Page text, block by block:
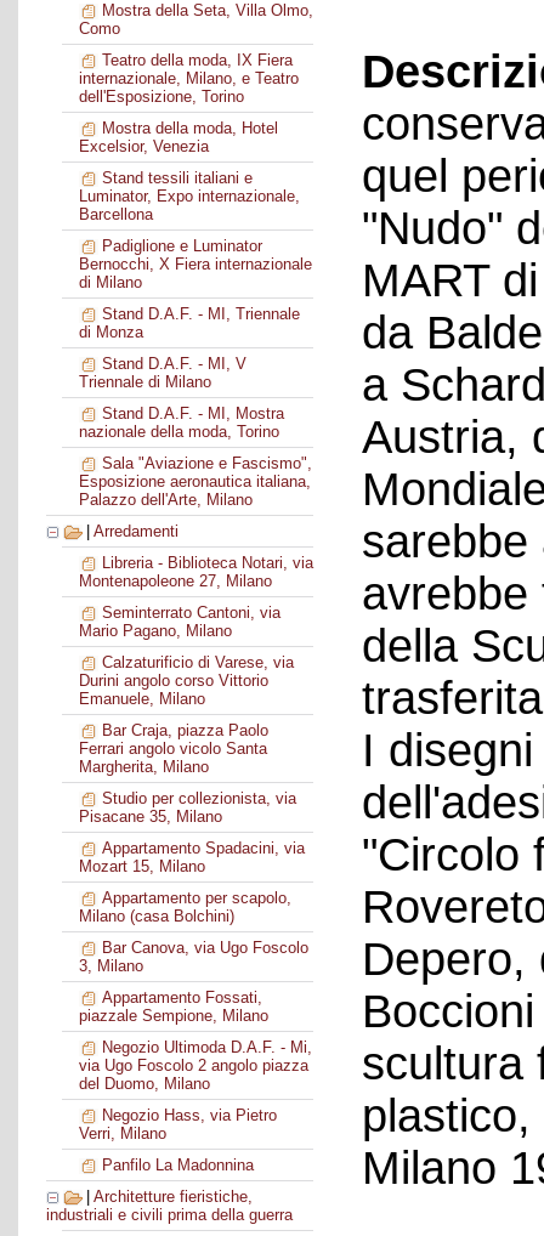
Mostra della Seta, Villa Olmo,
Como
Teatro della moda, IX Fiera
internazionale, Milano, e Teatro
dell'Esposizione, Torino
Mostra della moda, Hotel
Excelsior, Venezia
Stand tessili italiani e
Luminator, Expo internazionale,
Barcellona
Padiglione e Luminator
Bernocchi, X Fiera internazionale
di Milano
Stand D.A.F. - MI, Triennale
di Monza
Stand D.A.F. - MI, V
Triennale di Milano
Stand D.A.F. - MI, Mostra
nazionale della moda, Torino
Sala "Aviazione e Fascismo",
Esposizione aeronautica italiana,
Palazzo dell'Arte, Milano
Arredamenti
Libreria - Biblioteca Notari, via
Montenapoleone 27, Milano
Seminterrato Cantoni, via
Mario Pagano, Milano
Calzaturificio di Varese, via
Durini angolo corso Vittorio
Emanuele, Milano
Bar Craja, piazza Paolo
Ferrari angolo vicolo Santa
Margherita, Milano
Studio per collezionista, via
Pisacane 35, Milano
Appartamento Spadacini, via
Mozart 15, Milano
Appartamento per scapolo,
Milano (casa Bolchini)
Bar Canova, via Ugo Foscolo
3, Milano
Appartamento Fossati,
piazzale Sempione, Milano
Negozio Ultimoda D.A.F. - Mi,
via Ugo Foscolo 2 angolo piazza
del Duomo, Milano
Negozio Hass, via Pietro
Verri, Milano
Panfilo La Madonnina
Architetture fieristiche,
industriali e civili prima della guerra
quel
"Nudo"
MART
da
a
Austria,
sarebbe
avrebbe
della
I
"Circolo
Depero,
scultura
Milano